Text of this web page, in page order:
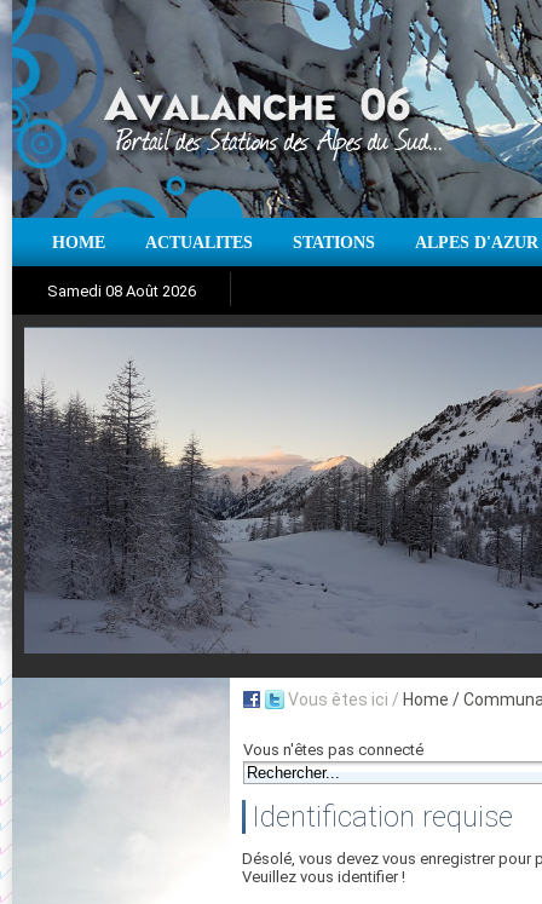
HOME ACTUALITES STATIONS ALPES D'AZUR
Samedi 08 Août 2026
Aujourd'hui : T° Min :°CT° Max :°C |
Suivez en direct l'actualité des stations
Vous êtes ici / Home /
Vous n'êtes pas connecté
Identification requise
Désolé, vous devez vous enregistrer pour
Veuillez vous identifier !